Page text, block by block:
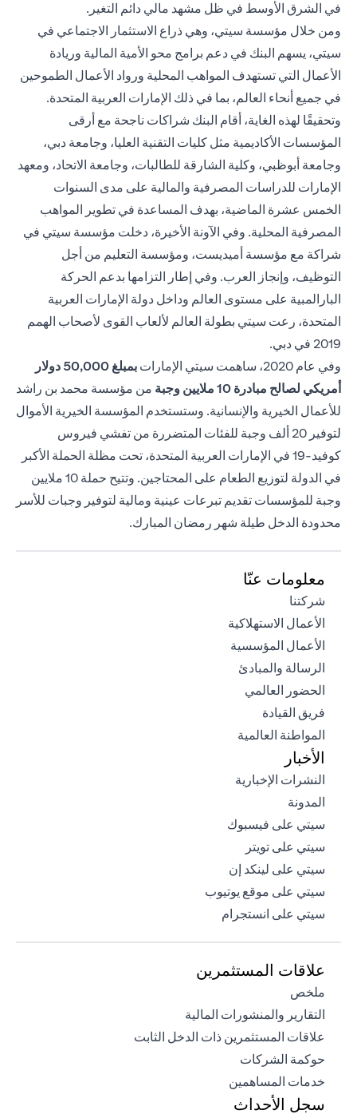
في الشرق الأوسط في ظل مشهد مالي دائم التغير.
ومن خلال مؤسسة سيتي، وهي ذراع الاستثمار الاجتماعي في
سيتي، يسهم البنك في دعم برامج محو الأمية المالية وريادة
الأعمال التي تستهدف المواهب المحلية ورواد الأعمال الطموحين
في جميع أنحاء العالم، بما في ذلك الإمارات العربية المتحدة.
وتحقيقًا لهذه الغاية، أقام البنك شراكات ناجحة مع أرقى
المؤسسات الأكاديمية مثل كليات التقنية العليا، وجامعة دبي،
وجامعة أبوظبي، وكلية الشارقة للطالبات، وجامعة الاتحاد، ومعهد
الإمارات للدراسات المصرفية والمالية على مدى السنوات
الخمس عشرة الماضية، بهدف المساعدة في تطوير المواهب
المصرفية المحلية. وفي الآونة الأخيرة، دخلت مؤسسة سيتي في
شراكة مع مؤسسة أميديست، ومؤسسة التعليم من أجل
التوظيف، وإنجاز العرب. وفي إطار التزامها بدعم الحركة
البارالمبية على مستوى العالم وداخل دولة الإمارات العربية
المتحدة، رعت سيتي بطولة العالم لألعاب القوى لأصحاب الهمم
2019 في دبي.
وفي عام 2020، ساهمت سيتي الإمارات
بمبلغ 50,000
دولار
أمريكي لصالح مبادرة 10 ملايين وجبة
من مؤسسة محمد بن راشد
للأعمال الخيرية والإنسانية. وستستخدم المؤسسة الخيرية الأموال
لتوفير 20 ألف وجبة للفئات المتضررة من تفشي فيروس
كوفيد-19 في الإمارات العربية المتحدة، تحت مظلة الحملة الأكبر
في الدولة لتوزيع الطعام على المحتاجين. وتتيح حملة 10 ملايين
وجبة للمؤسسات تقديم تبرعات عينية ومالية لتوفير وجبات للأسر
محدودة الدخل طيلة شهر رمضان المبارك.
معلومات عنّا
شركتنا
الأعمال الاستهلاكية
الأعمال المؤسسية
الرسالة والمبادئ
الحضور العالمي
فريق القيادة
المواطنة العالمية
الأخبار
النشرات الإخبارية
المدونة
سيتي على فيسبوك
سيتي على تويتر
سيتي على لينكد إن
سيتي على موقع يوتيوب
سيتي على انستجرام
علاقات المستثمرين
ملخص
التقارير والمنشورات المالية
علاقات المستثمرين ذات الدخل الثابت
حوكمة الشركات
خدمات المساهمين
سجل الأحداث